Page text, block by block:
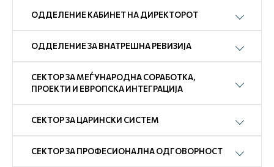
ОДДЕЛЕНИЕ КАБИНЕТ НА ДИРЕКТОРОТ
ОДДЕЛЕНИЕ ЗА ВНАТРЕШНА РЕВИЗИЈА
СЕКТОР ЗА МЕЃУНАРОДНА СОРАБОТКА,
ПРОЕКТИ И ЕВРОПСКА ИНТЕГРАЦИЈА
СЕКТОР ЗА ЦАРИНСКИ СИСТЕМ
СЕКТОР ЗА ПРОФЕСИОНАЛНА ОДГОВОРНОСТ